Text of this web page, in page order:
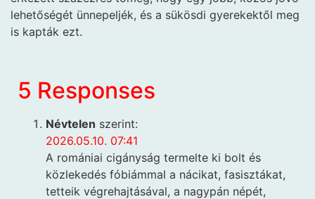
lehetőségét ünnepeljék, és a sükösdi gyerekektől meg
is kapták ezt.
5 Responses
Névtelen szerint:
2026.05.10. 07:41
A romániai cigányság termelte ki bolt és
közlekedés fóbiámmal a nácikat, fasisztákat,
tetteik végrehajtásával, a nagypán népét,